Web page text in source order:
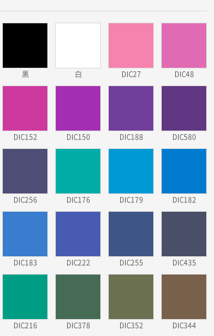
黒 白 DIC27 DIC48
DIC152 DIC150 DIC188 DIC580
DIC256 DIC176 DIC179 DIC182
DIC183 DIC222 DIC255 DIC435
DIC216 DIC378 DIC352 DIC344